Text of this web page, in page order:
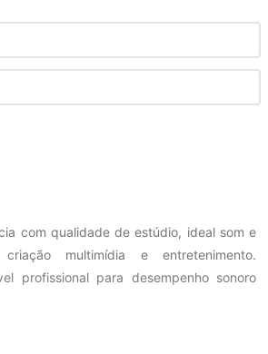
com qualidade de estúdio, ideal som e
multimídia e entretenimento.
profissional para desempenho sonoro